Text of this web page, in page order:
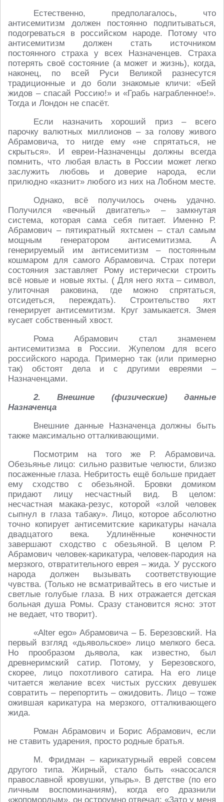
Естественно, предполагалось, что
антисемитизм должен постоянно подпитываться,
подогреваться в российском народе. Потому что
антисемитизм должен стать источником
постоянного страха у всех Назначенцев. Страха
потерять своё состояние (а может и жизнь), когда,
наконец, по всей Руси Великой разнесутся
традиционные и до боли знакомые кличи: «Бей
жидов – спасай Россию!» и «Грабь награбленное!».
Тогда и Лондон не спасёт.
Если назначить хороший приз – всего
парочку валютных миллионов – за голову живого
Абрамовича, то нигде ему «не спрятаться, не
скрыться». И евреи-Назначенцы должны всегда
помнить, что любая власть в России может легко
заслужить любовь и доверие народа, если
прилюдно «казнит» любого из них на Лобном месте.
Однако, всё получилось очень удачно.
Получился «вечный двигатель» – замкнутая
система, которая сама себя питает. Именно Р.
Абрамович – пятикратный яхтсмен – стал самым
мощным генератором антисемитизма. А
генерируемый им антисемитизм – постоянным
кошмаром для самого Абрамовича. Страх потери
состояния заставляет Рому истерически строить
всё новые и новые яхты. ( Для него яхта – символ,
улиточная раковина, где можно спрятаться,
отсидеться, переждать). Строительство яхт
генерирует антисемитизм. Круг замыкается. Змея
кусает собственный хвост.
Рома Абрамович стал знаменем
антисемитизма в России. Жупелом для всего
российского народа. Примерно так (или примерно
так) обстоят дела и с другими евреями –
Назначенцами.
2. Внешние (физические) данные
Назначенца
Внешние данные Назначенца должны быть
также максимально отталкивающими.
Посмотрим на того же Р. Абрамовича.
Обезьянье лицо: сильно развитые челюсти, близко
посаженные глаза. Небритость ещё больше придает
ему сходство с обезьяной. Бровки домиком
придают лицу несчастный вид. В целом:
несчастная макака-резус, которой «злой человек
сыпнул в глаза табаку». Лицо, которое абсолютно
точно копирует антисемитские карикатуры начала
двадцатого века. Удлинённые конечности
завершают сходство с обезьяной. В целом Р.
Абрамович человек-карикатура, человек-пародия на
мерзкого, отвратительного еврея – жида. У русского
народа должен вызывать соответствующие
чувства. (Только не всматривайтесь в его чистые и
светлые голубые глаза. В них отражается детская
больная душа Ромы. Сразу становится ясно: этот
не ведает, что творит).
«Alter ego» Абрамовича – Б. Березовский. На
первый взгляд «дьявольское» лицо мелкого беса.
Но прообразом дьявола, как известно, был
древнеримский сатир. Потому, у Березовского,
скорее, лицо похотливого сатира. На его лице
читается желание всех чистых русских девушек
совратить – перепортить – ожидовить. Лицо – тоже
ожившая карикатура на мерзкого, отталкивающего
жида.
Роман Абрамович и Борис Абрамович, если
не ставить ударения, просто родные братья.
М. Фридман – карикатурный еврей совсем
другого типа. Жирный, стало быть «насосался
православной кровушки, упырь». В детстве (по его
личным воспоминаниям), когда его дразнили
«жопомордым», он остроумно отвечал: «Зато у меня